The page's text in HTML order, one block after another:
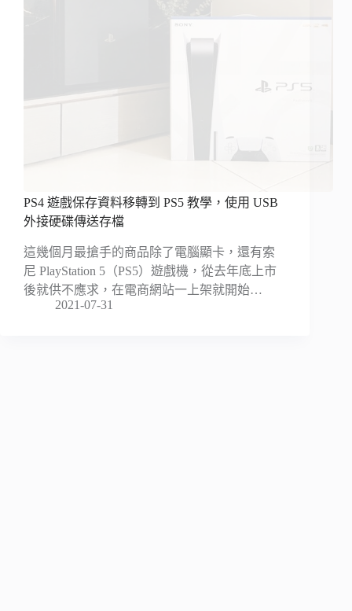
PS4 遊戲保存資料移轉到 PS5 教學，使用 USB
外接硬碟傳送存檔
這幾個月最搶手的商品除了電腦顯卡，還有索
尼 PlayStation 5（PS5）遊戲機，從去年底上市
後就供不應求，在電商網站一上架就開始…
2021-07-31